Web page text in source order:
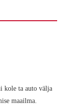
kole ta auto välja
maailma.